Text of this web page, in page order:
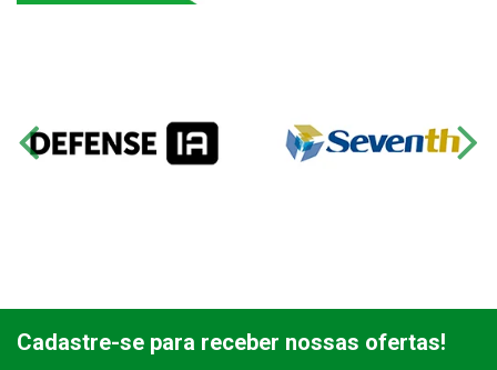
Cadastre-se para receber nossas ofertas!